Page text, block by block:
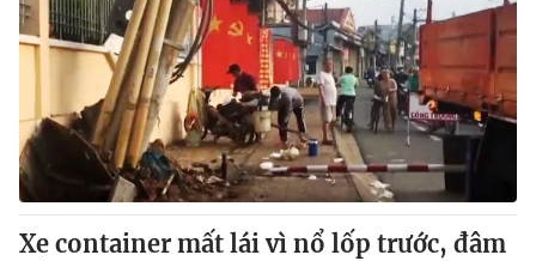
VTV Money VTV Thể thao
VTV Sức khoẻ Bất động sản
Thị trường 24h Tấm lòng Việt
VTV4 Vươn mình bằng AI
Xe container mất lái vì nổ lốp trước, đâm